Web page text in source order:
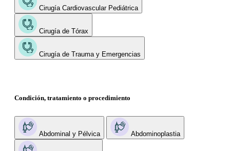
Cirugía Cardiovascular Pediátrica
Cirugía de Tórax
Cirugía de Trauma y Emergencias
Condición, tratamiento o procedimiento
Abdominal y Pélvica Abdominoplastia